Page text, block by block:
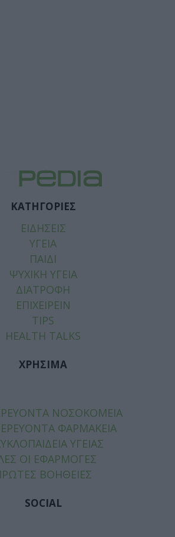
ΚΑΤΗΓΟΡΙΕΣ
ΕΙΔΗΣΕΙΣ
ΥΓΕΙΑ
ΠΑΙΔΙ
ΨΥΧΙΚΗ ΥΓΕΙΑ
ΔΙΑΤΡΟΦΗ
ΕΠΙΧΕΙΡΕΙΝ
TIPS
HEALTH TALKS
ΧΡΗΣΙΜΑ
ΝΟΣΟΚΟΜΕΙΑ
ΦΑΡΜΑΚΕΙΑ
ΥΓΕΙΑΣ
ΟΙ ΕΦΑΡΜΟΓΕΣ
ΒΟΗΘΕΙΕΣ
SOCIAL